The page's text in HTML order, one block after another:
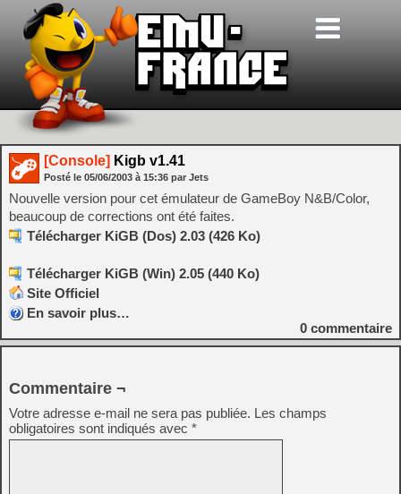
[Console] Kigb v1.41
Posté le 05/06/2003 à 15:36 par Jets
Nouvelle version pour cet émulateur de GameBoy N&B/Color,
beaucoup de corrections ont été faites.
Télécharger KiGB (Dos) 2.03 (426 Ko)
Télécharger KiGB (Win) 2.05 (440 Ko)
Site Officiel
En savoir plus…
0 commentaire
Commentaire ¬
Votre adresse e-mail ne sera pas publiée. Les champs
obligatoires sont indiqués avec *